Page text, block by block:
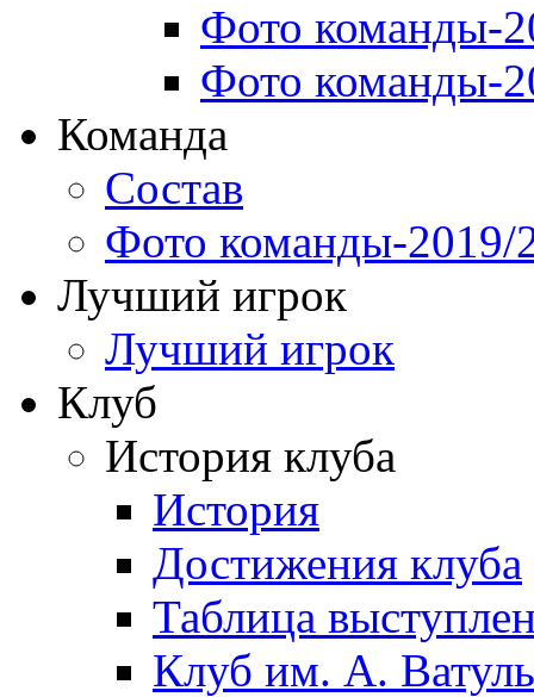
Фото команды-
Фото команды-
Команда
Состав
Фото команды-2019/
Лучший игрок
Лучший игрок
Клуб
История клуба
История
Достижения клуба
Таблица
Клуб им. А.